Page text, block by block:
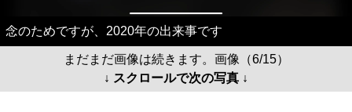
念のためですが、2020年の出来事です
まだまだ画像は続きます。画像（6/15）
↓ スクロールで次の写真 ↓